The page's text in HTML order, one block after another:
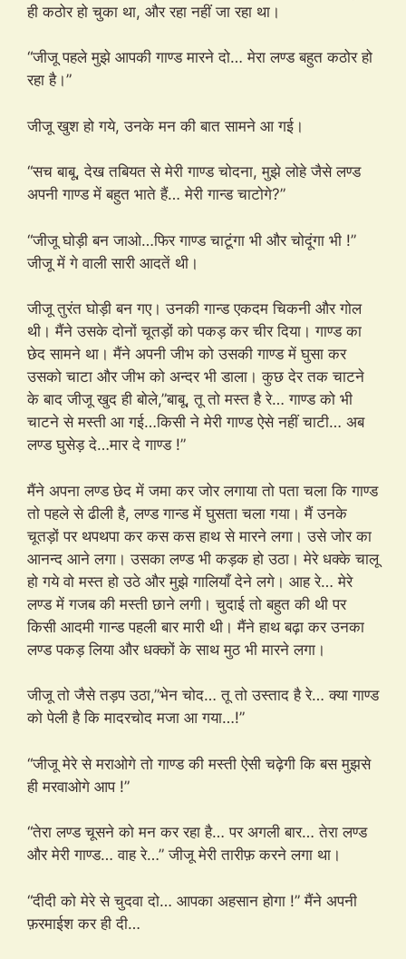
ही कठोर हो चुका था, और रहा नहीं जा रहा था।
“जीजू पहले मुझे आपकी गाण्ड मारने दो… मेरा लण्ड बहुत कठोर हो
रहा है।”
जीजू खुश हो गये, उनके मन की बात सामने आ गई।
“सच बाबू, देख तबियत से मेरी गाण्ड चोदना, मुझे लोहे जैसे लण्ड
अपनी गाण्ड में बहुत भाते हैं… मेरी गान्ड चाटोगे?”
“जीजू घोड़ी बन जाओ…फिर गाण्ड चाटूंगा भी और चोदूंगा भी !”
जीजू में गे वाली सारी आदतें थी।
जीजू तुरंत घोड़ी बन गए। उनकी गान्ड एकदम चिकनी और गोल
थी। मैंने उसके दोनों चूतड़ों को पकड़ कर चीर दिया। गाण्ड का
छेद सामने था। मैंने अपनी जीभ को उसकी गाण्ड में घुसा कर
उसको चाटा और जीभ को अन्दर भी डाला। कुछ देर तक चाटने
के बाद जीजू खुद ही बोले,”बाबू, तू तो मस्त है रे… गाण्ड को भी
चाटने से मस्ती आ गई…किसी ने मेरी गाण्ड ऐसे नहीं चाटी… अब
लण्ड घुसेड़ दे…मार दे गाण्ड !”
मैंने अपना लण्ड छेद में जमा कर जोर लगाया तो पता चला कि गाण्ड
तो पहले से ढीली है, लण्ड गान्ड में घुसता चला गया। मैं उनके
चूतड़ों पर थपथपा कर कस कस हाथ से मारने लगा। उसे जोर का
आनन्द आने लगा। उसका लण्ड भी कड़क हो उठा। मेरे धक्के चालू
हो गये वो मस्त हो उठे और मुझे गालियाँ देने लगे। आह रे… मेरे
लण्ड में गजब की मस्ती छाने लगी। चुदाई तो बहुत की थी पर
किसी आदमी गान्ड पहली बार मारी थी। मैंने हाथ बढ़ा कर उनका
लण्ड पकड़ लिया और धक्कों के साथ मुठ भी मारने लगा।
जीजू तो जैसे तड़प उठा,”भेन चोद… तू तो उस्ताद है रे… क्या गाण्ड
को पेली है कि मादरचोद मजा आ गया…!”
“जीजू मेरे से मराओगे तो गाण्ड की मस्ती ऐसी चढ़ेगी कि बस मुझसे
ही मरवाओगे आप !”
“तेरा लण्ड चूसने को मन कर रहा है… पर अगली बार… तेरा लण्ड
और मेरी गाण्ड… वाह रे…” जीजू मेरी तारीफ़ करने लगा था।
“दीदी को मेरे से चुदवा दो… आपका अहसान होगा !” मैंने अपनी
फ़रमाईश कर ही दी…